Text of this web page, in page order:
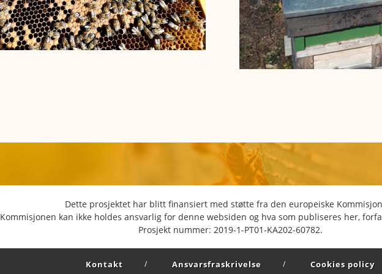
Dette prosjektet har blitt finansiert med støtte fra den europeiske
Kommisjonen kan ikke holdes ansvarlig for denne websiden og hva som publiseres her,
Prosjekt nummer: 2019-1-PT01-KA202-60782.
Kontakt Ansvarsfraskrivelse Cookies policy